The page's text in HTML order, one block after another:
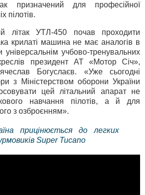
призначений для професійної
пілотів.
літак УТЛ-450 почав проходити
крилаті машина не має аналогів в
універсальнім учбово-тренувальних
президент АТ «Мотор Січ»,
Богуслаєв. «Уже сьогодні
з Міністерством оборони України
цей літальний апарат не
навчання пілотів, а й для
з озброєнням».
прицінюється до легких
Super Tucano